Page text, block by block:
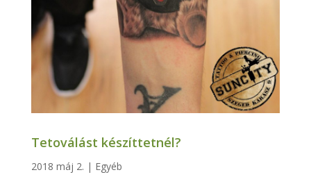
Tetoválást készíttetnél?
2018 máj 2. | Egyéb